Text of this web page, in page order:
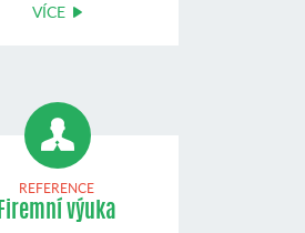
VÍCE
REFERENCE
Firemní výuka